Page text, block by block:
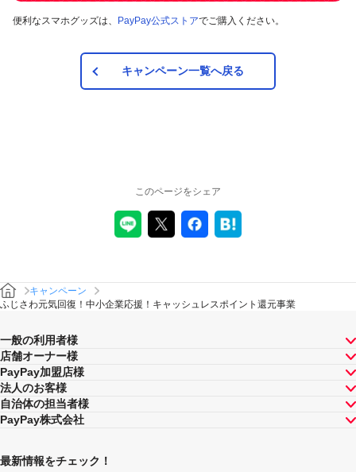
便利なスマホグッズは、 PayPay公式ストアでご購入ください。
キャンペーン一覧へ戻る
このページをシェア
キャンペーン
ふじさわ元気回復！中小企業応援！キャッシュレスポイント還元事業
一般の利用者様
店舗オーナー様
PayPay加盟店様
法人のお客様
自治体の担当者様
PayPay株式会社
最新情報をチェック！